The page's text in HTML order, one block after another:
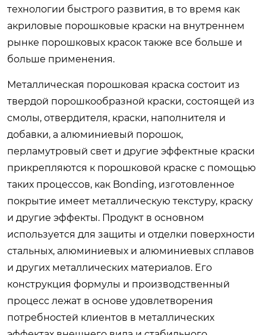
технологии быстрого развития, в то время как
акриловые порошковые краски на внутреннем
рынке порошковых красок также все больше и
больше применения.
Металлическая порошковая краска состоит из
твердой порошкообразной краски, состоящей из
смолы, отвердителя, краски, наполнителя и
добавки, а алюминиевый порошок,
перламутровый свет и другие эффектные краски
прикрепляются к порошковой краске с помощью
таких процессов, как Bonding, изготовленное
покрытие имеет металлическую текстуру, краску
и другие эффекты. Продукт в основном
используется для защиты и отделки поверхности
стальных, алюминиевых и алюминиевых сплавов
и других металлических материалов. Его
конструкция формулы и производственный
процесс лежат в основе удовлетворения
потребностей клиентов в металлических